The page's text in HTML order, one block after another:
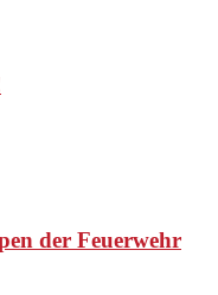
der Feuerwehr